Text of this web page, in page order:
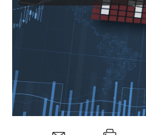
Folgen Sie uns